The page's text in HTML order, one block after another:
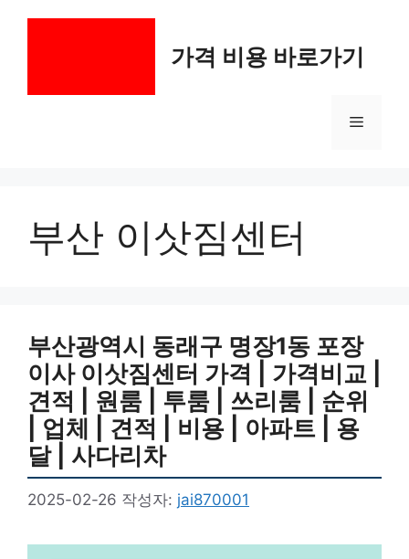
가격 비용 바로가기
메
부산 이삿짐센터
부산광역시 동래구 명장1동 포장
이사 이삿짐센터 가격 | 가격비교 |
견적 | 원룸 | 투룸 | 쓰리룸 | 순위
| 업체 | 견적 | 비용 | 아파트 | 용
달 | 사다리차
2025-02-26 작성자: jai870001